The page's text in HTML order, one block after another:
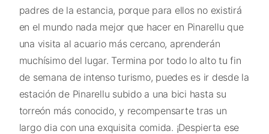
padres de la estancia, porque para ellos no existirá
en el mundo nada mejor que hacer en Pinarellu que
una visita al acuario más cercano, aprenderán
muchísimo del lugar. Termina por todo lo alto tu fin
de semana de intenso turismo, puedes es ir desde la
estación de Pinarellu subido a una bici hasta su
torreón más conocido, y recompensarte tras un
largo dia con una exquisita comida. ¡Despierta ese